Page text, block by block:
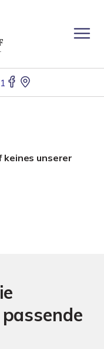
keines unserer